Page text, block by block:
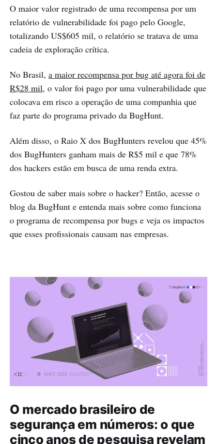
O maior valor registrado de uma recompensa por um
relatório de vulnerabilidade foi pago pelo Google,
totalizando US$605 mil, o relatório se tratava de uma
cadeia de exploração crítica.
No Brasil, a maior recompensa por bug até agora foi de
R$28 mil, o valor foi pago por uma vulnerabilidade que
colocava em risco a operação de uma companhia que
faz parte do programa privado da BugHunt.
Além disso, o Raio X dos BugHunters revelou que 45%
dos BugHunters ganham mais de R$5 mil e que 78%
dos hackers estão em busca de uma renda extra.
Gostou de saber mais sobre o hacker? Então, acesse o
blog da BugHunt e entenda mais sobre como funciona
o programa de recompensa por bugs e veja os impactos
que esses profissionais causam nas empresas.
O mercado brasileiro de
segurança em números: o que
cinco anos de pesquisa revelam